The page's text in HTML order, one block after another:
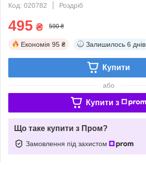
Код: 020782
Роздріб
495 ₴ 590 ₴
Економія 95 ₴ Залишилось 6 днів
Купити
або
Купити з
Що таке купити з Пром?
Замовлення під захистом